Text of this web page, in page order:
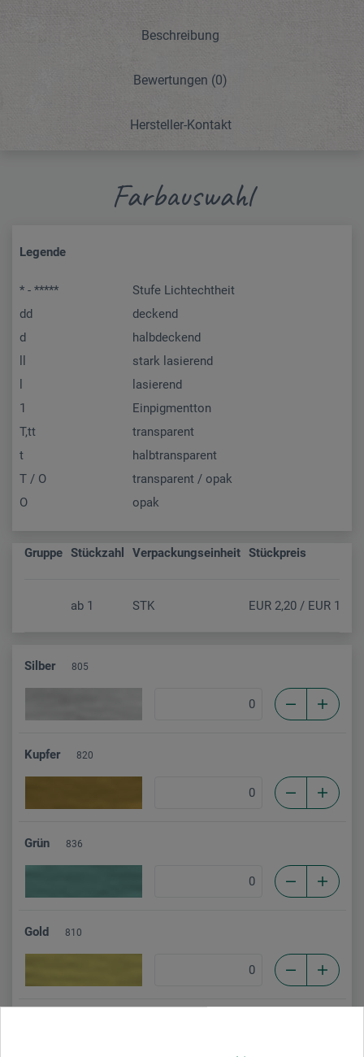
Beschreibung
Bewertungen (0)
Hersteller-Kontakt
Farbauswahl
Legende
* - *****
Stufe Lichtechtheit
dd
deckend
d
halbdeckend
stark lasierend
lasierend
1
Einpigmentton
T,tt
transparent
t
halbtransparent
T / O
transparent / opak
O
opak
Gruppe Stückzahl Verpackungseinheit Stückpreis
ab 1 STK EUR 2,20 / EUR 1,83
Silber 805
Kupfer 820
Grün 836
Gold 810